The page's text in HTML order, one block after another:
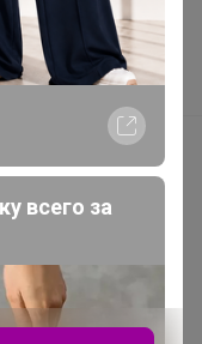
изображений
всего за